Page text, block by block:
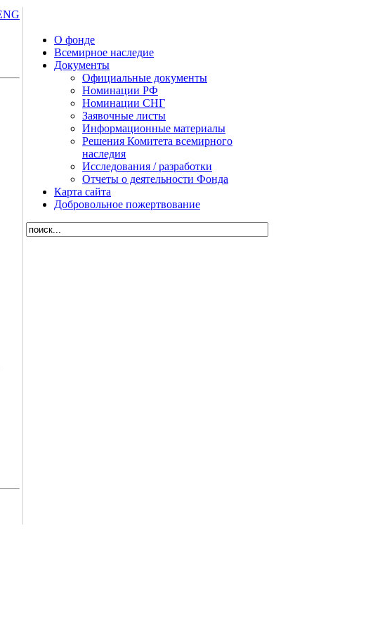
О фонде
Всемирное наследие
Документы
Официальные документы
Номинации РФ
Номинации СНГ
Заявочные листы
Информационные материалы
Решения Комитета всемирного
наследия
Исследования / разработки
Отчеты о деятельности Фонда
Карта сайта
Добровольное пожертвование